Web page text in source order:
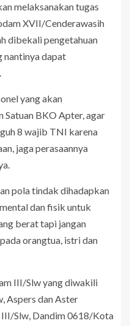
melaksanakan tugas
XVII/Cenderawasih
dibekali pengetahuan
nantinya dapat
yang akan
Satuan BKO Apter, agar
8 wajib TNI karena
jaga perasaannya
pola tindak dihadapkan
dan fisik untuk
berat tapi jangan
orangtua, istri dan
III/Slw yang diwakili
Aspers dan Aster
Slw, Dandim 0618/Kota